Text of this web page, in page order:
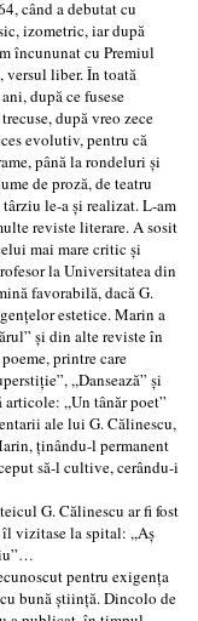
când a debutat cu
izometric, iar după
încununat cu Premiul
liber. În toată
după ce fusese
după vreo zece
evolutiv, pentru că
până la rondeluri şi
de proză, de teatru
le-a şi realizat. L-am
reviste literare. A sosit
mai mare critic şi
la Universitatea din
favorabilă, dacă G.
estetice. Marin a
şi din alte reviste în
printre care
,,Dansează” şi
,,Un tânăr poet”
ale lui G. Călinescu,
ţinându-l permanent
să-l cultive, cerându-i
G. Călinescu ar fi fost
vizitase la spital: ,,Aş
pentru exigenţa
bună ştiinţă. Dincolo de